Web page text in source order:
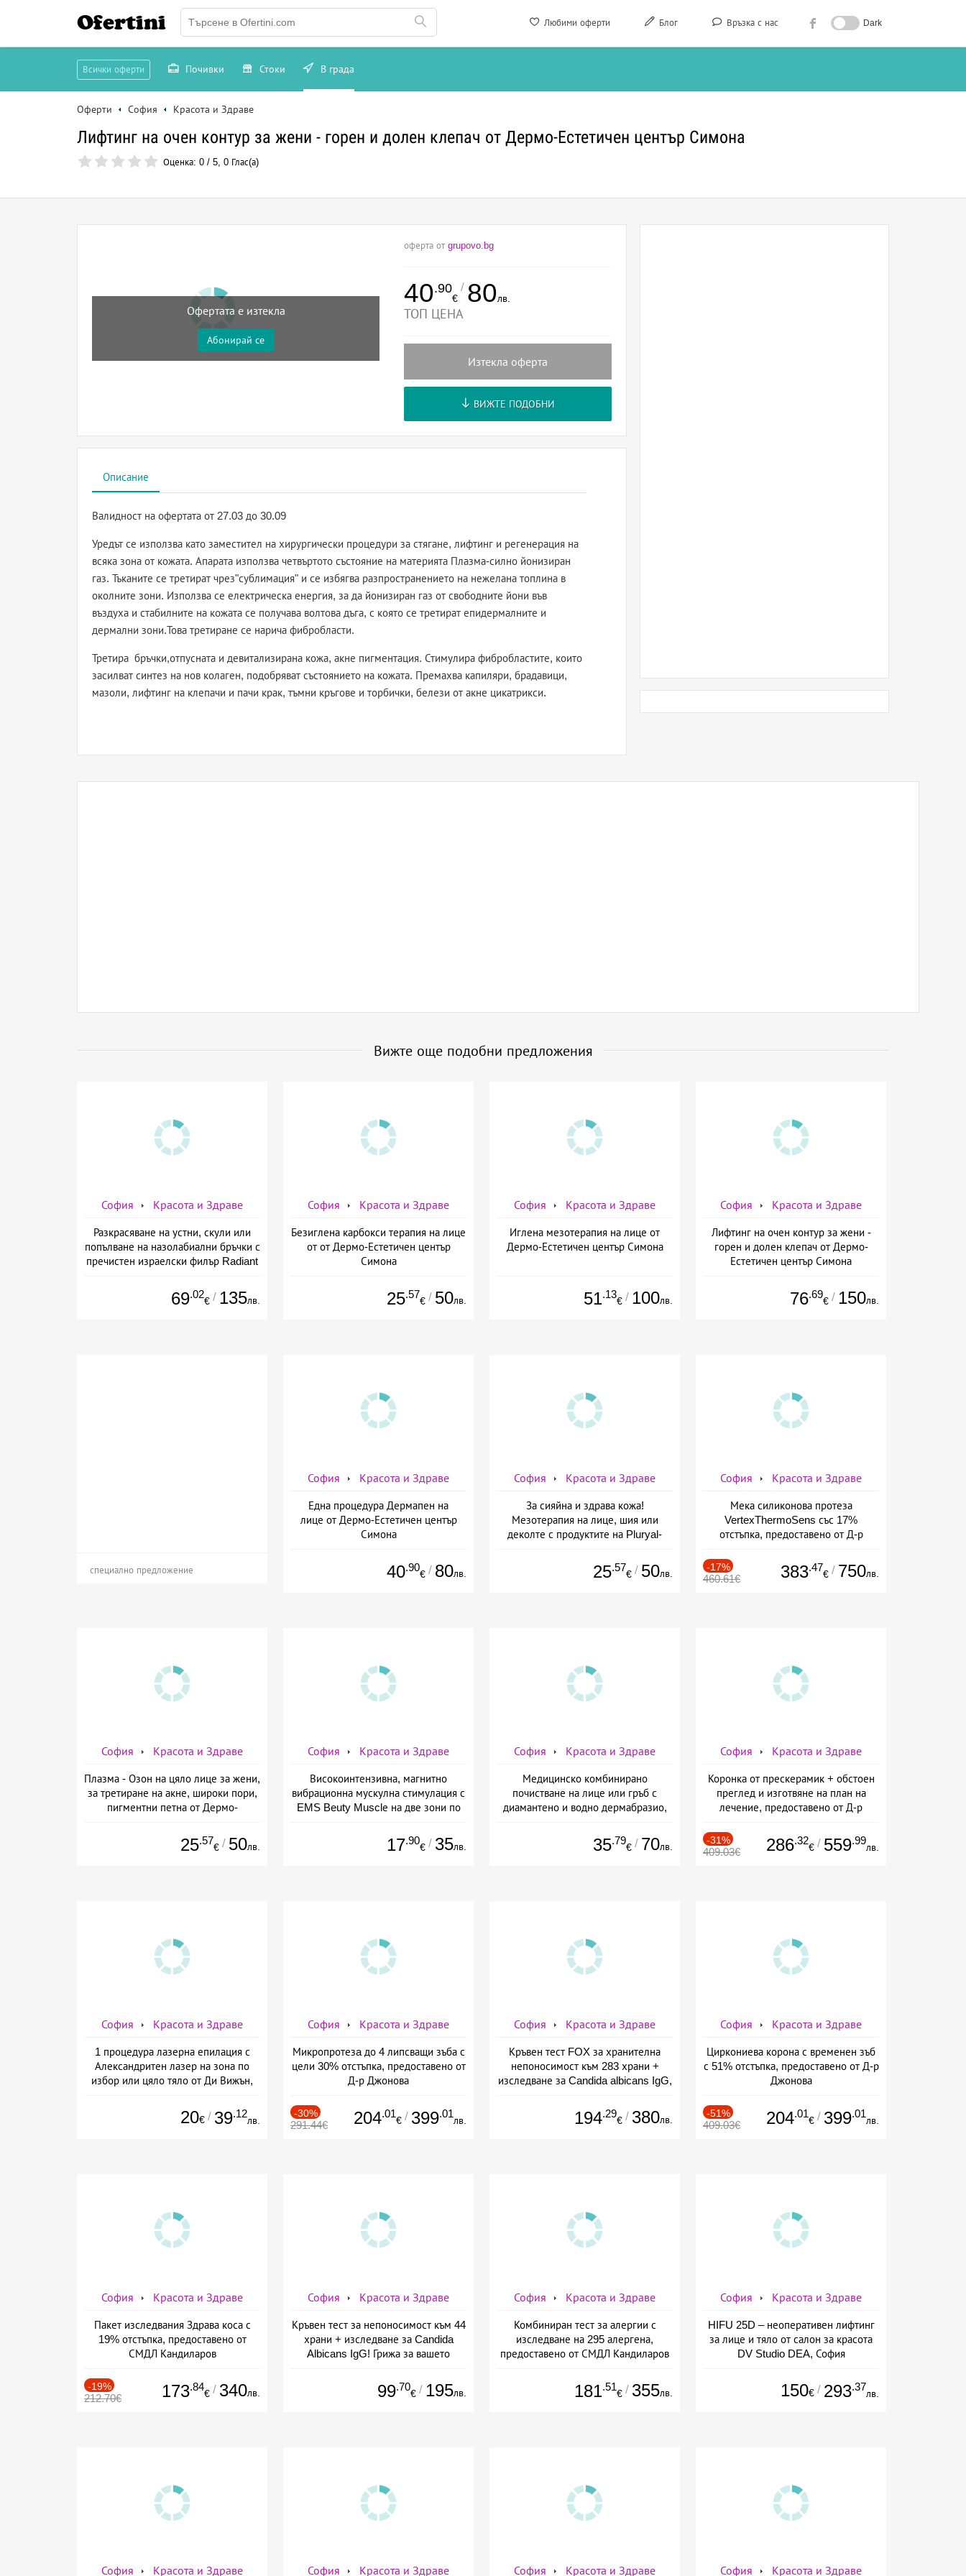
Любими оферти Блог Връзка с нас Dark
Ofertini
Всички оферти Почивки Стоки В града
Оферти София Красота и Здраве
Лифтинг на очен контур за жени - горен и долен клепач от Дермо-Естетичен център Симона
Оценка: 0 / 5, 0 Глас(а)
Офертата е изтекла
Абонирай се
оферта от grupovo.bg
40.90
€
/ 80лв.
ТОП ЦЕНА
Изтекла оферта
ВИЖТЕ ПОДОБНИ
Описание
Валидност на офертата от 27.03 до 30.09
Уредът се използва като заместител на хирургически процедури за стягане, лифтинг и регенерация на
всяка зона от кожата. Апарата използва четвъртото състояние на материята Плазма-силно йонизиран
газ. Тъканите се третират чрез"сублимация" и се избягва разпространението на нежелана топлина в
околните зони. Използва се електрическа енергия, за да йонизиран газ от свободните йони във
въздуха и стабилните на кожата се получава волтова дъга, с която се третират епидермалните и
дермални зони.Това третиране се нарича фибробласти.
Третира бръчки,отпусната и девитализирана кожа, акне пигментация. Стимулира фибробластите, които
засилват синтез на нов колаген, подобряват състоянието на кожата. Премахва капиляри, брадавици,
мазоли, лифтинг на клепачи и пачи крак, тъмни кръгове и торбички, белези от акне цикатрикси.
Вижте още подобни предложения
София Красота и Здраве
Разкрасяване на устни, скули или
попълване на назолабиални бръчки с
пречистен израелски филър Radiant
69.02
€ / 135лв.
София Красота и Здраве
Безиглена карбокси терапия на лице
от от Дермо-Естетичен център
Симона
25.57
€ / 50лв.
София Красота и Здраве
Иглена мезотерапия на лице от
Дермо-Естетичен център Симона
51.13
€ / 100лв.
София Красота и Здраве
Лифтинг на очен контур за жени -
горен и долен клепач от Дермо-
Естетичен център Симона
76.69
€ / 150лв.
специално предложение
София Красота и Здраве
Една процедура Дермапен на
лице от Дермо-Естетичен център
Симона
40.90
€ / 80лв.
София Красота и Здраве
За сияйна и здрава кожа!
Мезотерапия на лице, шия или
деколте с продуктите на Pluryal-
Естетичен център Симона
25.57
€ / 50лв.
София Красота и Здраве
Мека силиконова протеза
VertexThermoSens със 17%
отстъпка, предоставено от Д-р
-17%
460.61€ 383.47
€ / 750лв.
София Красота и Здраве
Плазма - Озон на цяло лице за жени,
за третиране на акне, широки пори,
пигментни петна от Дермо-
25.57
€ / 50лв.
София Красота и Здраве
Високоинтензивна, магнитно
вибрационна мускулна стимулация с
EMS Beuty Musclе на две зони по
Естетичен център Симона
17.90
€ / 35лв.
София Красота и Здраве
Медицинско комбинирано
почистване на лице или гръб с
диамантено и водно дермабразио,
Естетичен център Симона
35.79
€ / 70лв.
София Красота и Здраве
Коронка от прескерамик + обстоен
преглед и изготвяне на план на
лечение, предоставено от Д-р
-31%
409.03€ 286.32
€ / 559.99
лв.
София Красота и Здраве
1 процедура лазерна епилация с
Александритен лазер на зона по
избор или цяло тяло от Ди Вижън,
20€ / 39.12
лв.
София Красота и Здраве
Микропротезa до 4 липсващи зъба с
цели 30% отстъпка, предоставено от
Д-р Джонова
-30%
291.44€ 204.01
€ / 399.01
лв.
София Красота и Здраве
Кръвен тест FOX за хранителна
непоносимост към 283 храни +
изследване за Candida albicans IgG,
194.29
€ / 380лв.
София Красота и Здраве
Циркониева корона с временен зъб
с 51% отстъпка, предоставено от Д-р
Джонова
-51%
409.03€ 204.01
€ / 399.01
лв.
София Красота и Здраве
Пакет изследвания Здрава коса с
19% отстъпка, предоставено от
СМДЛ Кандиларов
-19%
212.70€ 173.84
€ / 340лв.
София Красота и Здраве
Кръвен тест за непоносимост към 44
храни + изследване за Candida
Albicans IgG! Грижа за вашето
99.70
€ / 195лв.
София Красота и Здраве
Комбиниран тест за алергии с
изследване на 295 алергена,
предоставено от СМДЛ Кандиларов
181.51
€ / 355лв.
София Красота и Здраве
HIFU 25D – неоперативен лифтинг
за лице и тяло от салон за красота
DV Studio DEA, София
150€ / 293.37
лв.
София Красота и Здраве София Красота и Здраве София Красота и Здраве София Красота и Здраве